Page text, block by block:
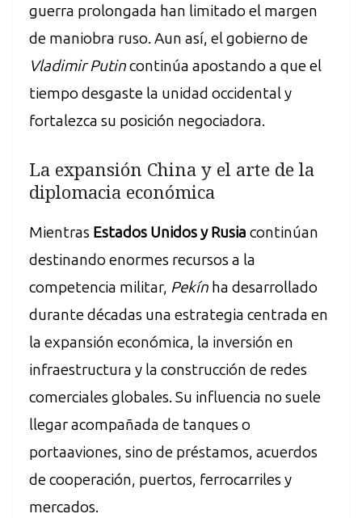
guerra prolongada han limitado el margen
de maniobra ruso. Aun así, el gobierno de
Vladimir Putincontinúa apostando a que el
tiempo desgaste la unidad occidental y
fortalezca su posición negociadora.
La expansión China y el arte de la
diplomacia económica
Mientras Estados Unidos y Rusia continúan
destinando enormes recursos a la
competencia militar, Pekín ha desarrollado
durante décadas una estrategia centrada en
la expansión económica, la inversión en
infraestructura y la construcción de redes
comerciales globales. Su influencia no suele
llegar acompañada de tanques o
portaaviones, sino de préstamos, acuerdos
de cooperación, puertos, ferrocarriles y
mercados.